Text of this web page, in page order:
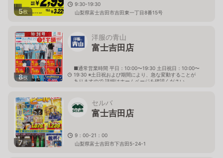
5枚
9:30-19:30
山梨県富士吉田市吉田東一丁目8番15号
8枚
洋服の青山
富士吉田店
■通常営業時間 平日：10:00〜19:30 土日祝日：10:00〜
19:30 ※土日祝および期間により、急な変動することが
ありますので 詳細はホームページを確認ください
7枚
セルバ
富士吉田店
9：00-21：00
山梨県富士吉田市下吉田5-24-1